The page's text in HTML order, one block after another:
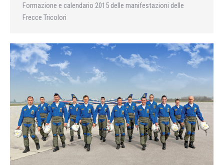
Formazione e calendario 2015 delle manifestazioni delle
Frecce Tricolori